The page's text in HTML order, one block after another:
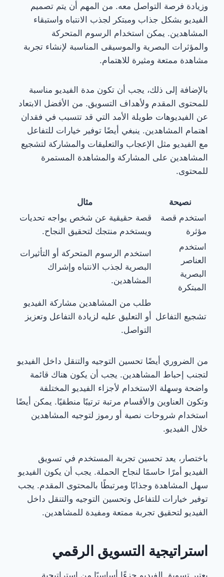
وزيادة فرصة التواصل معه. من المهم أن يتم تصميم
الفيديو بشكل جذاب ومبتكر لجذب الانتباه واستبقاء
المشاهدين. يمكن استخدام الرسوم المتحركة
والمؤثرات البصرية والموسيقى المناسبة لإنشاء تجربة
مشاهدة ممتعة ومثيرة للاهتمام.
بالإضافة إلى ذلك، يجب أن تكون مدة الفيديو مناسبة
للمحتوى المقدم ولأهداف التسويق. من الأفضل الابتعاد
عن الفيديوهات طويلة الأمد التي قد تتسبب في فقدان
اهتمام المشاهدين. ينبغي أيضًا توفير خيارات للتفاعل
مع الفيديو مثل الإعجاب والتعليقات والمشاركة لتشجيع
المشاهدين على المشاركة والمشاهدة المستمرة
للمحتوى.
نصيحة
مثال
استخدم قصة
مؤثرة
قصة حقيقية عن شخص يواجه تحديات
ويستخدم منتجك لتحقيق النجاح.
استخدم
العناصر
البصرية
المبتكرة
استخدم الرسوم المتحركة أو التأثيرات
البصرية لجذب الانتباه وإشراك
المشاهدين.
تشجيع التفاعل
طلب من المشاهدين مشاركة الفيديو
أو التعليق عليه لزيادة التفاعل وتعزيز
التواصل.
من الضروري أيضًا تحسين التوجيه والتنقل داخل الفيديو
لتجنب إحباط المشاهدين. يجب أن يكون هناك قائمة
واضحة وسهلة الاستخدام لأجزاء الفيديو المختلفة
وتكون العناوين والأقسام مرتبة ترتيبًا منطقيًا. يمكن أيضًا
استخدام شروحات نصية أو رموز لتوجيه المشاهدين
خلال الفيديو.
باختصار، يعد تحسين تجربة المستخدم في تسويق
الفيديو أمرًا حاسمًا لنجاح الحملة. يجب أن يكون الفيديو
سهل المشاهدة وجذابًا ومرتبطًا بالمحتوى المقدم. يجب
توفير خيارات للتفاعل وتحسين التوجيه والتنقل داخل
الفيديو لتحقيق تجربة ممتعة ومفيدة للمشاهدين.
استراتيجية التسويق الرقمي
يعتبر تسويق الفيديو جزءًا أساسيًا من استراتيجية